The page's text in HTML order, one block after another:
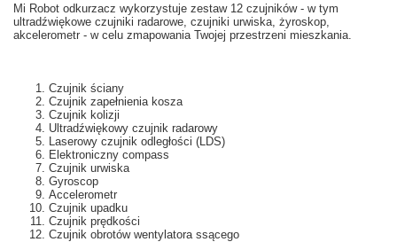
Mi Robot odkurzacz wykorzystuje zestaw 12 czujników - w tym
ultradźwiękowe czujniki radarowe , czujniki urwiska, żyroskop,
akcelerometr - w celu zmapowania Twojej przestrzeni mieszkania.
Czujnik ściany
Czujnik zapełnienia kosza
Czujnik kolizji
Ultradźwiękowy czujnik radarowy
Laserowy czujnik odległości (LDS)
Elektroniczny compass
Czujnik urwiska
Gyroscop
Accelerometr
Czujnik upadku
Czujnik prędkości
Czujnik obrotów wentylatora ssącego